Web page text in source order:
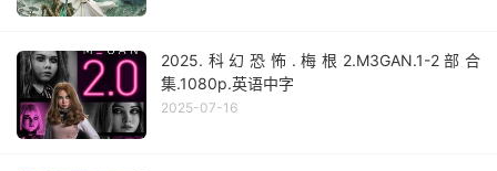
2025.科幻恐怖.梅根2.M3GAN.1-2部合
集.1080p.英语中字
2025-07-16